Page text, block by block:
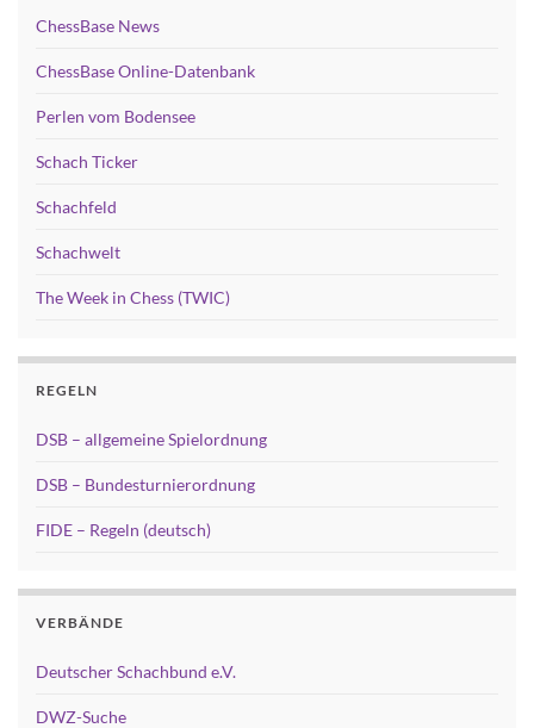
ChessBase News
ChessBase Online-Datenbank
Perlen vom Bodensee
Schach Ticker
Schachfeld
Schachwelt
The Week in Chess (TWIC)
REGELN
DSB – allgemeine Spielordnung
DSB – Bundesturnierordnung
FIDE – Regeln (deutsch)
VERBÄNDE
Deutscher Schachbund e.V.
DWZ-Suche